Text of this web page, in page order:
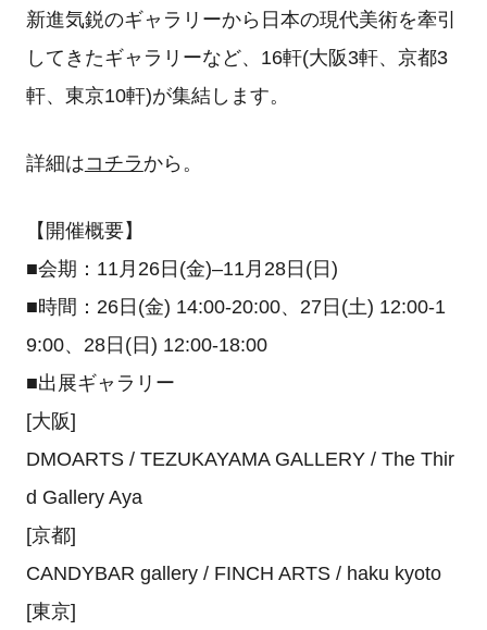
新進気鋭のギャラリーから日本の現代美術を牽引
してきたギャラリーなど、16軒(大阪3軒、京都3
軒、東京10軒)が集結します。
詳細はコチラから。
【開催概要】
■会期：11月26日(金)‒11月28日(日)
■時間：26日(金) 14:00-20:00、27日(土) 12:00-1
9:00、28日(日) 12:00-18:00
■出展ギャラリー
[大阪]
DMOARTS / TEZUKAYAMA GALLERY / The Thir
d Gallery Aya
[京都]
CANDYBAR gallery / FINCH ARTS / haku kyoto
[東京]